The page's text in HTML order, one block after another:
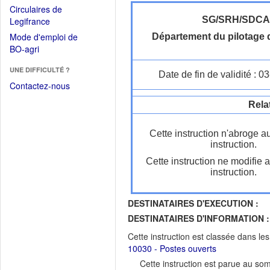
Circulaires de
Legifrance(Ouvrir
dans
une
fenêtre)
Mode d'emploi de
BO-agri(Ouvrir
une
nouvelle
UNE DIFFICULTÉ ?
Contactez-nous
SG/SRH/
Département du pilotage
Date de fin de validité :
Cette instruction n'abroge
instruction.
Cette instruction ne modifie
instruction.
DESTINATAIRES D'EXECUTION :
DESTINATAIRES D'INFORMATION :
Cette instruction est classée dans
10030 - Postes ouverts
Cette instruction est parue au